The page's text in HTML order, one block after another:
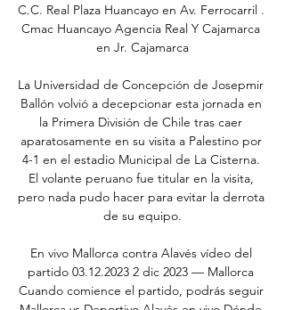
C.C. Real Plaza Huancayo en Av. Ferrocarril .
Cmac Huancayo Agencia Real Y Cajamarca
en Jr. Cajamarca
La Universidad de Concepción de Josepmir
Ballón volvió a decepcionar esta jornada en
la Primera División de Chile tras caer
aparatosamente en su visita a Palestino por
4-1 en el estadio Municipal de La Cisterna.
El volante peruano fue titular en la visita,
pero nada pudo hacer para evitar la derrota
de su equipo.
En vivo Mallorca contra Alavés vídeo del
partido 03.12.2023 2 dic 2023 — Mallorca
Cuando comience el partido, podrás seguir